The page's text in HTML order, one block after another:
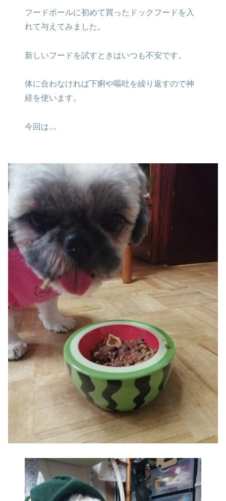
フードボールに初めて買った ドックフードを入
れて与えてみました。
新しいフードを試すときはいつも不安です。
体に合わなければ下痢や嘔吐を繰り返すので神
経を使います。
今回は…